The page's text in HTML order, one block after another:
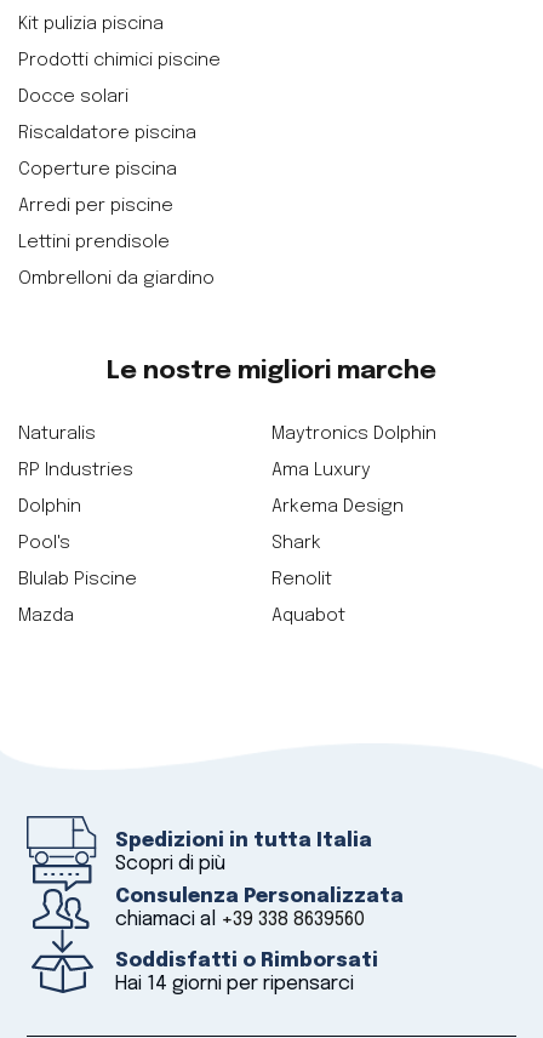
Kit pulizia piscina
Prodotti chimici piscine
Docce solari
Riscaldatore piscina
Coperture piscina
Arredi per piscine
Lettini prendisole
Ombrelloni da giardino
Le nostre migliori marche
Naturalis
RP Industries
Dolphin
Maytronics Dolphin
Ama Luxury
Arkema Design
Pool's
Blulab Piscine
Mazda
Shark
Renolit
Aquabot
Spedizioni in tutta Italia
Scopri di più
Consulenza Personalizzata
chiamaci al +39 338 8639560
Soddisfatti o Rimborsati
Hai 14 giorni per ripensarci